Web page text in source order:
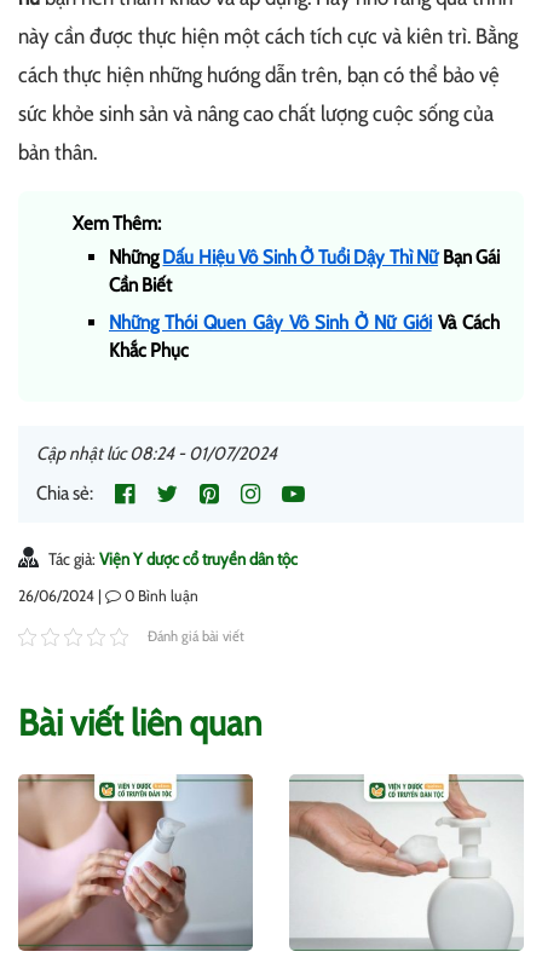
này cần được thực hiện một cách tích cực và kiên trì. Bằng
cách thực hiện những hướng dẫn trên, bạn có thể bảo vệ
sức khỏe sinh sản và nâng cao chất lượng cuộc sống của
bản thân.
Xem Thêm:
NhữngDấu Hiệu Vô Sinh Ở Tuổi Dậy Thì NữBạn Gái
Cần Biết
Những Thói Quen Gây Vô Sinh Ở Nữ GiớiVà Cách
Khắc Phục
Cập nhật lúc 08:24 - 01/07/2024
Chia sẻ:
Tác giả: Viện Y dược cổ truyền dân tộc
26/06/2024 | 0 Bình luận
Đánh giá bài viết
Bài viết liên quan